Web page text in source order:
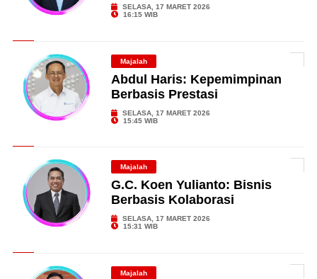
SELASA, 17 MARET 2026
16:15 WIB
Majalah
Abdul Haris: Kepemimpinan
Berbasis Prestasi
SELASA, 17 MARET 2026
15:45 WIB
Majalah
G.C. Koen Yulianto: Bisnis
Berbasis Kolaborasi
SELASA, 17 MARET 2026
15:31 WIB
Majalah